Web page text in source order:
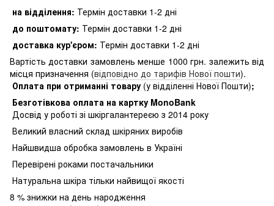
на відділення: Термін доставки 1-2 дні
до поштомату: Термін доставки 1-2 дні
доставка кур'єром: Термін доставки 1-2 дні
Вартість доставки замовлень менше 1000 грн. залежить від
місця призначення (відповідно до тарифів Нової пошти).
Оплата при отриманні товару (у відділенні Нової Пошти);
Безготівкова оплата на картку MonoBank
Досвід у роботі зі шкіргалантереєю з 2014 року
Великий власний склад шкіряних виробів
Найшвидша обробка замовлень в Україні
Перевірені роками постачальники
Натуральна шкіра тільки найвищої якості
8 % знижки на день народження